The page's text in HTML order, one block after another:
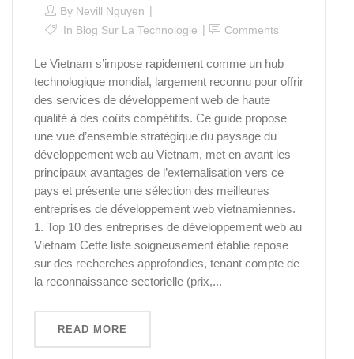
By Nevill Nguyen
In Blog Sur La Technologie Comments
Le Vietnam s’impose rapidement comme un hub
technologique mondial, largement reconnu pour offrir
des services de développement web de haute
qualité à des coûts compétitifs. Ce guide propose
une vue d’ensemble stratégique du paysage du
développement web au Vietnam, met en avant les
principaux avantages de l’externalisation vers ce
pays et présente une sélection des meilleures
entreprises de développement web vietnamiennes.
1. Top 10 des entreprises de développement web au
Vietnam Cette liste soigneusement établie repose
sur des recherches approfondies, tenant compte de
la reconnaissance sectorielle (prix,...
READ MORE